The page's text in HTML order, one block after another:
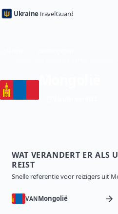
UkraineTravelGuard
WAT VERANDERT ER ALS
REIST
Snelle referentie voor reizigers uit
VANMongolië